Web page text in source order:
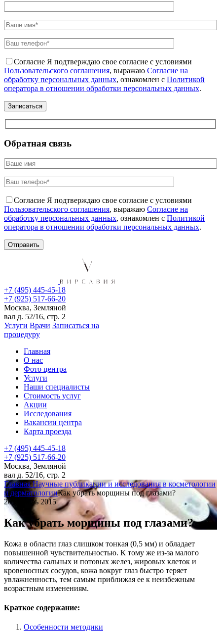
Согласие Я подтверждаю свое согласие с условиями
Пользовательского соглашения, выражаю Согласие на
обработку персональных данных, ознакомлен с Политикой
оператора в отношении обработки персональных данных.
Обратная связь
Согласие Я подтверждаю свое согласие с условиями
Пользовательского соглашения, выражаю Согласие на
обработку персональных данных, ознакомлен с Политикой
оператора в отношении обработки персональных данных.
+7 (495) 445-45-18
+7 (925) 517-66-20
Москва, Земляной
вал д. 52/16, стр. 2
Услуги Врачи Записаться на
процедуру
Главная
О нас
Фото центра
Услуги
Наши специалисты
Стоимость услуг
Акции
Исследования
Вакансии центра
Карта проезда
+7 (495) 445-45-18
+7 (925) 517-66-20
Москва, Земляной
вал д. 52/16, стр. 2
ГлавнаяНаучные публикации и исследования в косметологии
и дерматологииКак убрать морщины под глазами?
20 Ноябрь 2015
Как убрать морщины под глазами?
Кожа в области глаз слишком тонкая (0,5 мм) и обладает
повышенной чувствительностью. К тому же из-за малого
количества сальных и потовых желез, жировых клеток и
кровеносных сосудов, кожа вокруг глаз быстро теряет
увлажненность, тем самым приближая ее к неизбежным
возрастным изменениям.
Краткое содержание:
Особенности методики